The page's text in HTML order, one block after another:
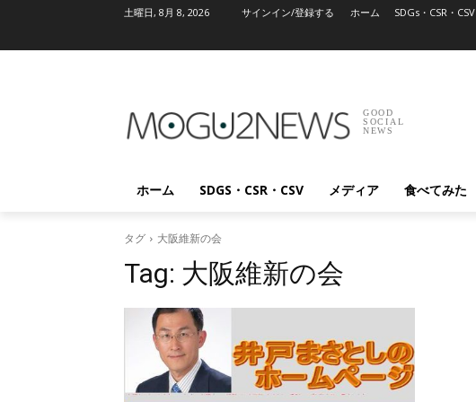
土曜日, 8月 8, 2026 サインイン/登録する ホーム SDGs・CSR・CSV
GOOD
SOCIAL
NEWS
ホーム SDGS・CSR・CSV メディア 食べてみた
タグ 大阪維新の会
Tag: 大阪維新の会